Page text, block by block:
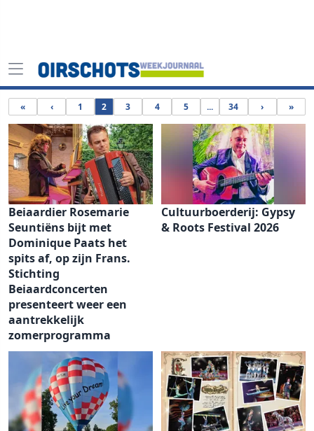
« ‹ 1 2 3 4 5 ... 34 › »
Beiaardier Rosemarie
Seuntiëns bijt met
Dominique Paats het
spits af, op zijn Frans.
Stichting
Beiaardconcerten
presenteert weer een
aantrekkelijk
zomerprogramma
Cultuurboerderij: Gypsy
& Roots Festival 2026